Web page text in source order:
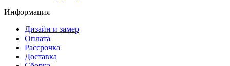
Информация
Дизайн и замер
Оплата
Рассрочка
Доставка